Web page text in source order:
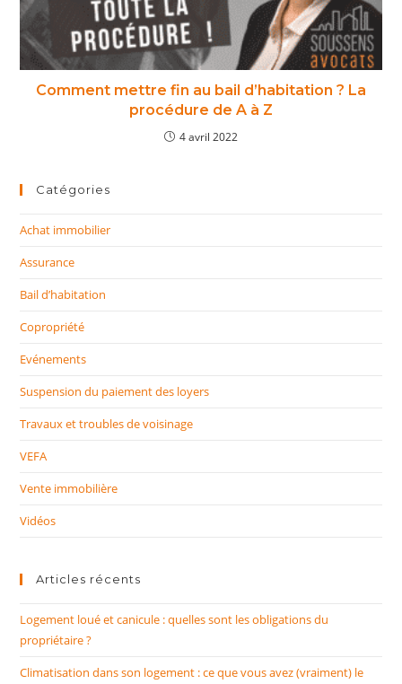
Comment mettre fin au bail d’habitation ? La
procédure de A à Z
4 avril 2022
Catégories
Achat immobilier
Assurance
Bail d’habitation
Copropriété
Evénements
Suspension du paiement des loyers
Travaux et troubles de voisinage
VEFA
Vente immobilière
Vidéos
Articles récents
Logement loué et canicule : quelles sont les obligations du
propriétaire ?
Climatisation dans son logement : ce que vous avez (vraiment) le